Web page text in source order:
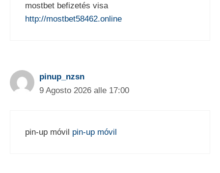
mostbet befizetés visa
http://mostbet58462.online
pinup_nzsn
9 Agosto 2026 alle 17:00
pin-up móvil pin-up móvil